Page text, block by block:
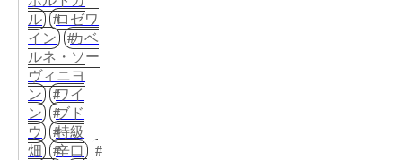
ル
ロゼワ
イン
カベ
ルネ・ソー
ヴィニヨ
ン
ワイ
ン
ブド
ウ
特級
畑
辛口